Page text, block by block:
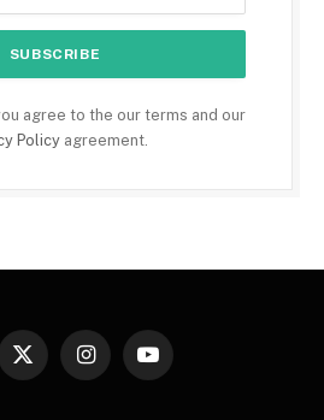
agree to the our terms and our
Policyagreement.
X
InstagramYouTube